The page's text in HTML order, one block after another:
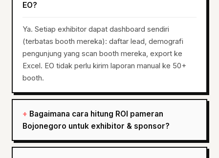
EO?
Ya. Setiap exhibitor dapat dashboard sendiri
(terbatas booth mereka): daftar lead, demografi
pengunjung yang scan booth mereka, export ke
Excel. EO tidak perlu kirim laporan manual ke 50+
booth.
Bagaimana cara hitung ROI pameran
Bojonegoro untuk exhibitor & sponsor?